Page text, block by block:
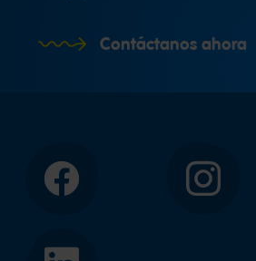
Contáctanos ahora
Facebook Instagram